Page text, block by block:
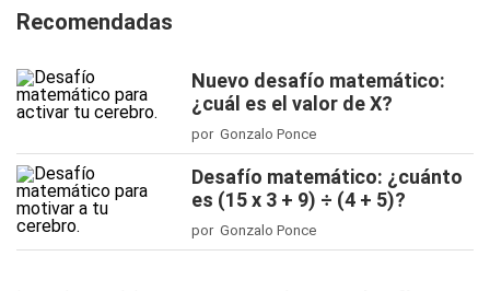
Recomendadas
Nuevo desafío matemático:
¿cuál es el valor de X?
por Gonzalo Ponce
Desafío matemático: ¿cuánto
es (15 x 3 + 9) ÷ (4 + 5)?
por Gonzalo Ponce